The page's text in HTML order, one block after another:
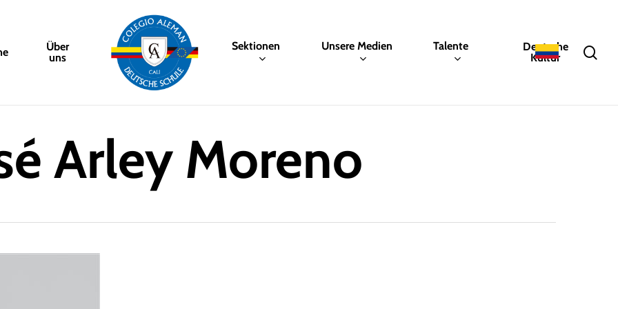
Über
uns
Sektionen Unsere Medien Talente
Deutsche
Kultur
Arley Moreno